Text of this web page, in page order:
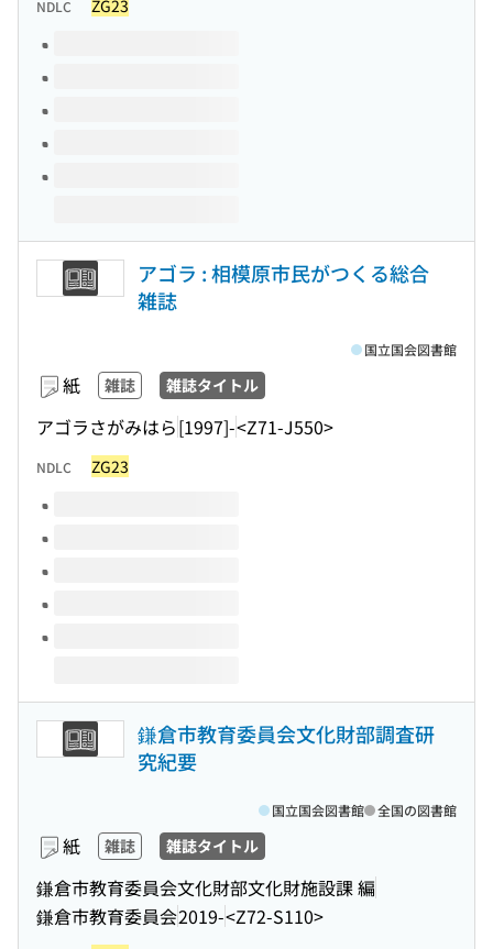
NDLC ZG23
このタイトルの巻号
アゴラ : 相模原市民がつくる総合
雑誌
紙 雑誌 雑誌タイトル
アゴラさがみはら[1997]-<Z71-J550>
国立国会図書館
NDLC ZG23
このタイトルの巻号
鎌倉市教育委員会文化財部調査研
究紀要
紙 雑誌 雑誌タイトル
鎌倉市教育委員会文化財部文化財施設課 編
鎌倉市教育委員会2019-<Z72-S110>
国立国会図書館 全国の図書館